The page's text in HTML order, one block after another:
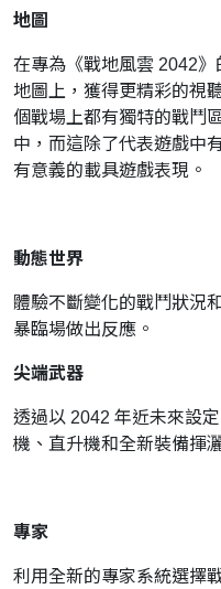
地圖
在專為《戰地風雲 2042
地圖上，獲得更精彩的視
個戰場上都有獨特的戰鬥
中，而這除了代表遊戲中
有意義的載具遊戲表現。
動態世界
體驗不斷變化的戰鬥狀況
暴臨場做出反應。
尖端武器
透過以 2042 年近未來設
機、直升機和全新裝備揮
專家
利用全新的專家系統選擇